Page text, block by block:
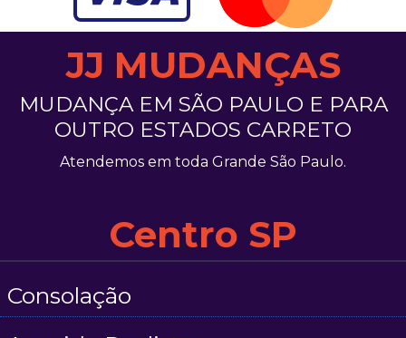
JJ MUDANÇAS
MUDANÇA EM SÃO PAULO E PARA
OUTRO ESTADOS CARRETO
Atendemos em toda Grande São Paulo.
Centro SP
Consolação